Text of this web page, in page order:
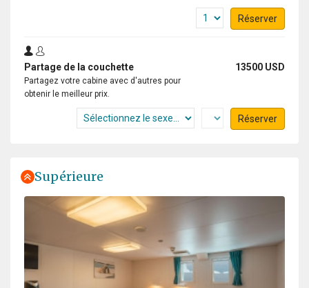
Réserver
Partage de la couchette 13500 USD
Partagez votre cabine avec d'autres pour
obtenir le meilleur prix.
Réserver
Supérieure